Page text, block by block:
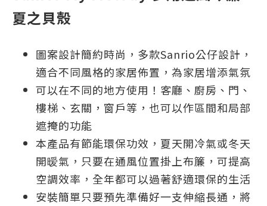
夏之貝殼
圖案設計簡約時尚，多款Sanrio公仔設計，
適合不同風格的家居佈置，為家居增添氣氛
可以在不同的地方使用！客廳、廚房、門、
樓梯、玄關，窗戶等，也可以作區間和局部
遮掩的功能
本產品有節能環保功效，夏天開冷氣或冬天
開暧氣，只要在通風位置掛上布簾，可提高
空調效率，全年都可以過著舒適環保的生活
安裝簡單只要預先準備好一支伸縮長通，將